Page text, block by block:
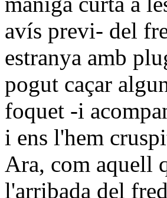
avís previ- del
estranya amb
pogut caçar
foquet -i
i ens l'hem
Ara, com aquell
l'arribada del